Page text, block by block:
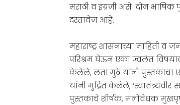
मराठी व इंग्रजी असे दोन भाषिक
दस्तावेज आहे.
महाराष्ट्र शासनाच्या माहिती
परिश्रम घेऊन एका ज्वलंत
केलेले, लता गुठे यांनी पुस्तकाचा
यांनी मुद्रित केलेले,
पुस्तकाचे शीर्षक, मनोवेधक